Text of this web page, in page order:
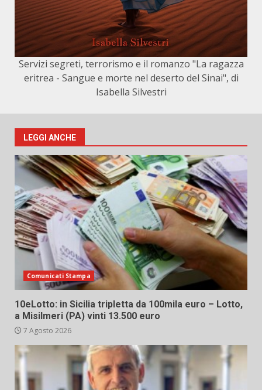
Servizi segreti, terrorismo e il romanzo "La ragazza
eritrea - Sangue e morte nel deserto del Sinai", di
Isabella Silvestri
LEGGI ANCHE
Comunicati Stampa
10eLotto: in Sicilia tripletta da 100mila euro – Lotto,
a Misilmeri (PA) vinti 13.500 euro
7 Agosto 2026